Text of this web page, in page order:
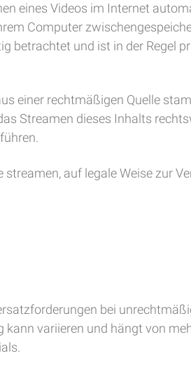
eines Videos im Internet
Computer
betrachtet und ist in der Regel
einer rechtmäßigen Quelle
Streamen dieses Inhalts
auf legale Weise zur
bei
variieren und hängt von